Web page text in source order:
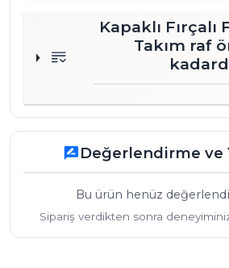
Kapaklı Fırçalı
Takım raf
rate_reviewDeğerlendirme ve
Bu ürün henüz
Sipariş verdikten sonra